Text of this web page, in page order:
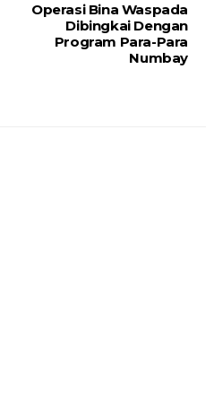
Operasi Bina Waspada
Dibingkai Dengan
Program Para-Para
Numbay